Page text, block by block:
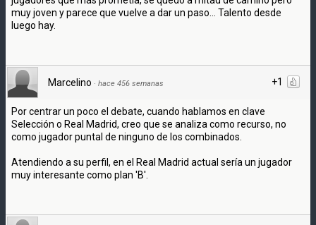
muy joven y parece que vuelve a dar un paso... Talento desde
luego hay.
+1
Marcelino · hace 456 semanas
Por centrar un poco el debate, cuando hablamos en clave
Selección o Real Madrid, creo que se analiza como recurso, no
como jugador puntal de ninguno de los combinados.
Atendiendo a su perfil, en el Real Madrid actual sería un jugador
muy interesante como plan 'B'.